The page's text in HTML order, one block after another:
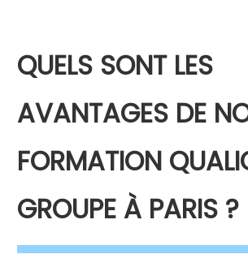
QUELS SONT LES
AVANTAGES DE
FORMATION
GROUPE À PARIS ?